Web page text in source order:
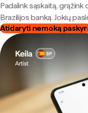
Padalink sąskaitą,
Brazilijos banką. Jokių
Atidaryti nemoką